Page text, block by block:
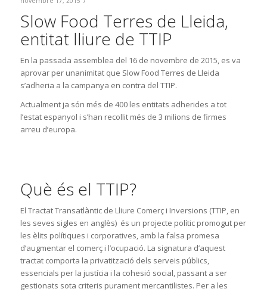
Slow Food Terres de Lleida,
entitat lliure de TTIP
En la passada assemblea del 16 de novembre de 2015, es va
aprovar per unanimitat que Slow Food Terres de Lleida
s’adheria a la campanya en contra del TTIP.
Actualment ja són més de 400 les entitats adherides a tot
l’estat espanyol i s’han recollit més de 3 milions de firmes
arreu d’europa.
Què és el TTIP?
El Tractat Transatlàntic de Lliure Comerç i Inversions (TTIP, en
les seves sigles en anglès) és un projecte polític promogut per
les èlits polítiques i corporatives, amb la falsa promesa
d’augmentar el comerç i l’ocupació. La signatura d’aquest
tractat comporta la privatització dels serveis públics,
essencials per la justícia i la cohesió social, passant a ser
gestionats sota criteris purament mercantilistes. Per a les